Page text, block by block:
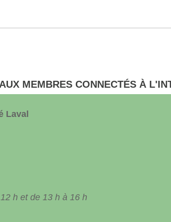
MEMBRES CONNECTÉS À
Laval
h et de 13 h à 16 h